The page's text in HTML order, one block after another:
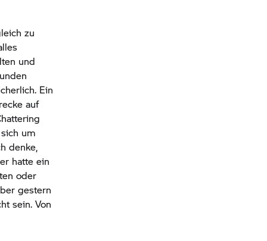
zu
und
Ein
auf
um
denke,
hatte ein
oder
gestern
sein. Von